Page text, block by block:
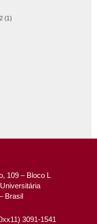
(1)
109 – Bloco L
Brasil
3091-1541